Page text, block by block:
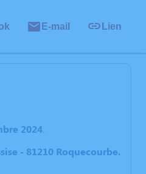
E-mail Lien
2024.
- 81210 Roquecourbe.